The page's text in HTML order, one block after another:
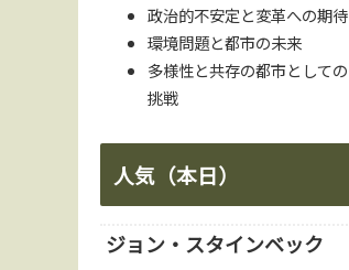
政治的不安定と変革への期待
環境問題と都市の未来
多様性と共存の都市としての
挑戦
人気（本日）
ジョン・スタインベック